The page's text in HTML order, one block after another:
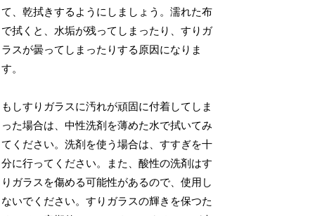
て、乾拭きするようにしましょう。濡れた布
で拭くと、水垢が残ってしまったり、すりガ
ラスが曇ってしまったりする原因になりま
す。
もしすりガラスに汚れが頑固に付着してしま
った場合は、中性洗剤を薄めた水で拭いてみ
てください。洗剤を使う場合は、すすぎを十
分に行ってください。また、酸性の洗剤はす
りガラスを傷める可能性があるので、使用し
ないでください。すりガラスの輝きを保つた